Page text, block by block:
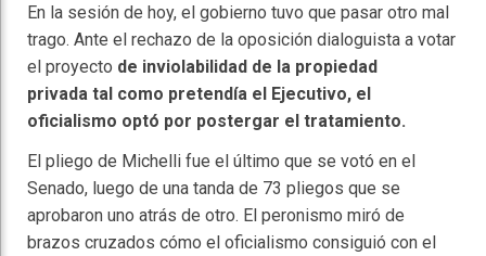
En la sesión de hoy, el gobierno tuvo que pasar otro mal
trago. Ante el rechazo de la oposición dialoguista a votar
el proyecto de inviolabilidad de la propiedad
privada tal como pretendía el Ejecutivo, el
oficialismo optó por postergar el tratamiento.
El pliego de Michelli fue el último que se votó en el
Senado, luego de una tanda de 73 pliegos que se
aprobaron uno atrás de otro. El peronismo miró de
brazos cruzados cómo el oficialismo consiguió con el